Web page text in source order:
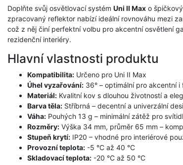
Doplňte svůj osvětlovací systém Uni II Max o
zpracovaný reflektor nabízí ideální rovnováhu mezi
což z něj činí perfektní volbu pro akcentní osvětlení
rezidenční interiéry.
Hlavní vlastnosti produktu
Kompatibilita: Určeno pro Uni II Max
Úhel vyzařování: 36° – optimální pro akcentní
Materiál: Kvalitní kov s dlouhou životností a
Barva těla: Stříbrná – decentní a univerzální
Váha: Pouhých 13 g – minimální zátěž pro
Rozměry: Výška 34 mm, průměr 65 mm –
Stupeň krytí: IP20 – vhodné pro interiérové
Provozní teplota: -5 °C až 40 °C
Skladovací teplota: -20 °C až 50 °C